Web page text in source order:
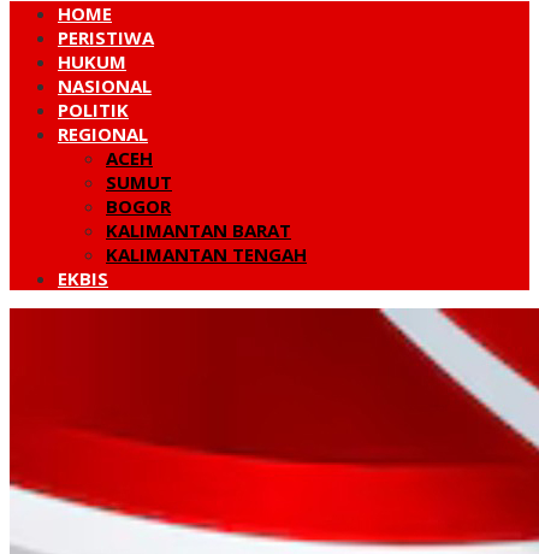
HOME
PERISTIWA
HUKUM
NASIONAL
POLITIK
REGIONAL
ACEH
SUMUT
BOGOR
KALIMANTAN BARAT
KALIMANTAN TENGAH
EKBIS